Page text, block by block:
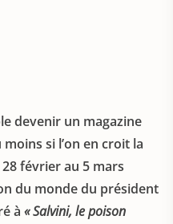
devenir un magazine
si l’on en croit la
février au 5 mars
du monde du président
à « Salvini, le poison